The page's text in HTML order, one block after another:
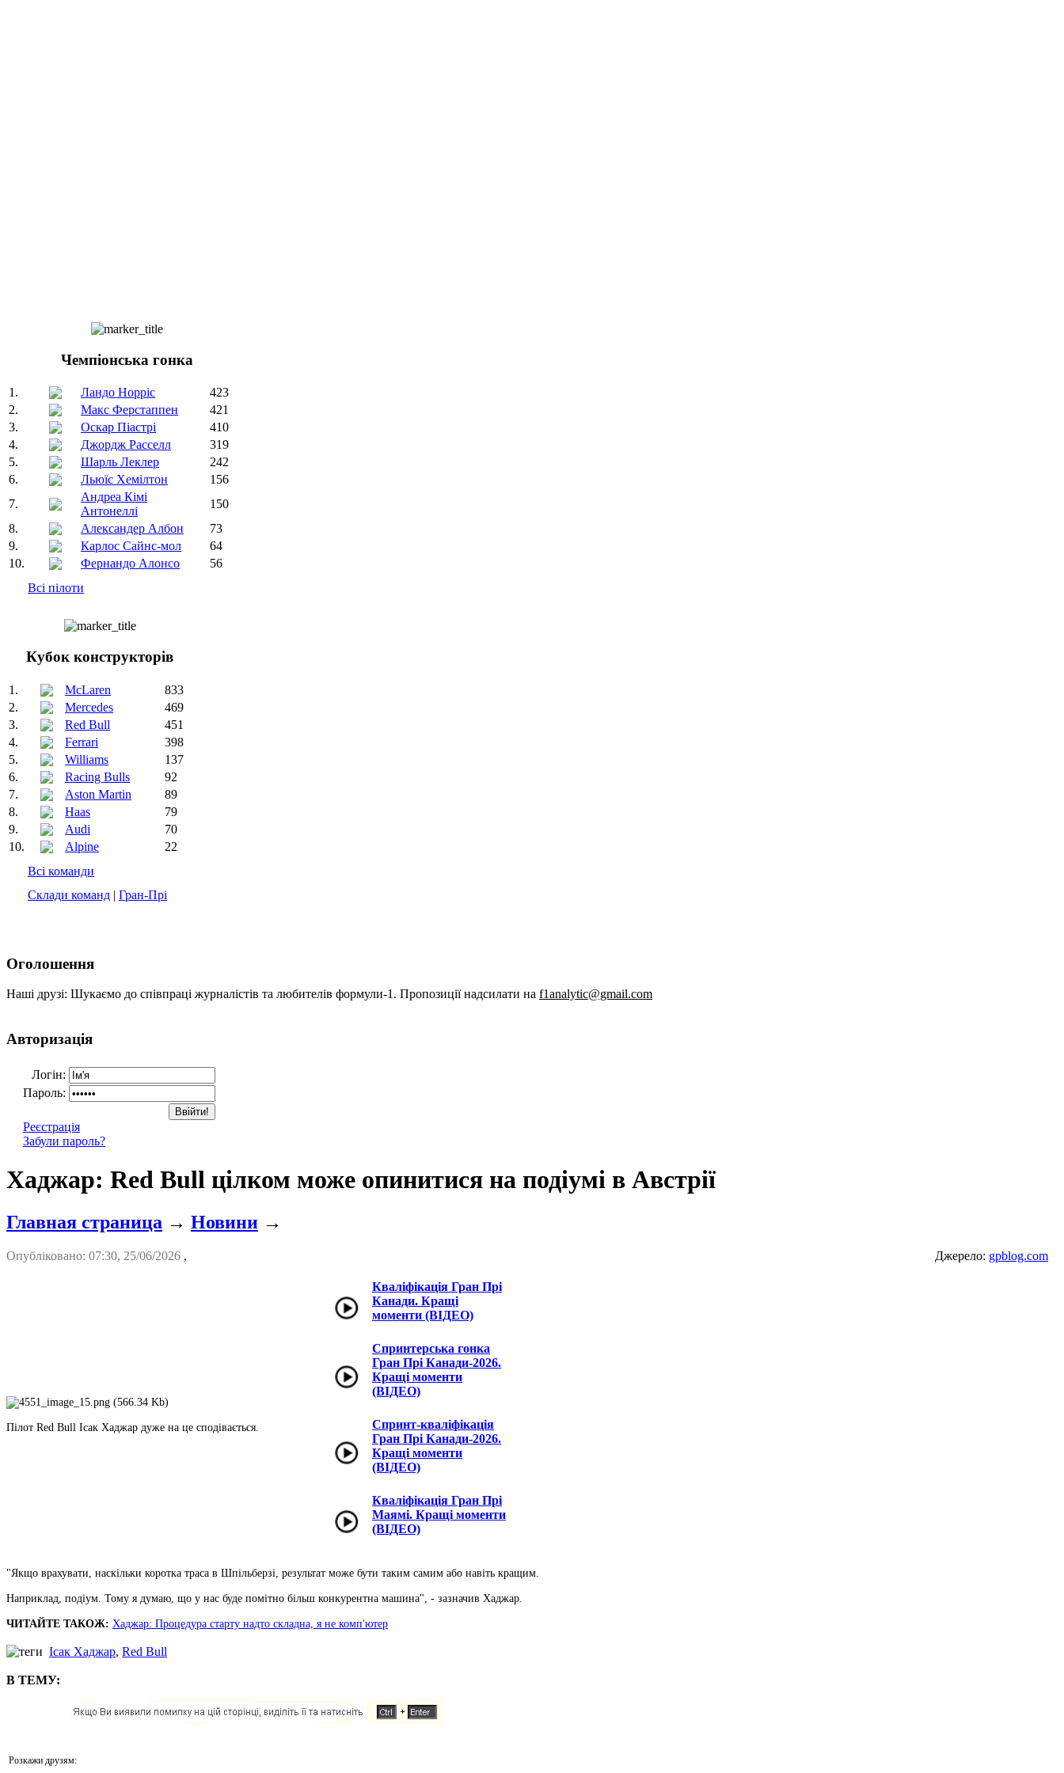
Чемпіонська гонка
1. Ландо Норріс
423
2.
Макс Ферстаппен
421
3.
Оскар Піастрі
410
4.
Джордж Расселл
319
5.
Шарль Леклер
242
6.
Льюїс Хемілтон
156
7.
Андреа Кімі
Антонеллі
150
8.
Александер Албон
73
9.
Карлос Сайнс-мол
64
10.
Фернандо Алонсо
56
Всі пілоти
Кубок конструкторів
1. McLaren
833
2.
Mercedes
469
3.
Red Bull
451
4.
Ferrari
398
5.
Williams
137
6.
Racing Bulls
92
7.
Aston Martin
89
8.
Haas
79
9.
Audi
70
10.
Alpine
22
Всі команди
Склади команд | Гран-Прі
Оголошення
Наші друзі: Шукаємо до співпраці журналістів та любителів формули-1. Пропозиції надсилати на f1analytic@gmail.com
Авторизація
Логін:
Пароль:
Реєстрація
Забули пароль?
Хаджар: Red Bull цілком може опинитися на подіумі в Австрії
Главная страница → Новини →
Опубліковано: 07:30, 25/06/2026 , Джерело: gpblog.com
Пілот Red Bull Ісак Хаджар дуже на це сподівається.
Кваліфікація Гран Прі
Канади. Кращі
моменти (ВІДЕО)
Спринтерська гонка
Гран Прі Канади-2026.
Кращі моменти
(ВІДЕО)
Спринт-кваліфікація
Гран Прі Канади-2026.
Кращі моменти
(ВІДЕО)
Кваліфікація Гран Прі
Маямі. Кращі моменти
(ВІДЕО)
"Якщо врахувати, наскільки коротка траса в Шпільберзі, результат може бути таким самим або навіть кращим.
Наприклад, подіум. Тому я думаю, що у нас буде помітно більш конкурентна машина", - зазначив Хаджар.
ЧИТАЙТЕ ТАКОЖ: Хаджар: Процедура старту надто складна, я не комп'ютер
Ісак Хаджар, Red Bull
В ТЕМУ:
Розкажи друзям: